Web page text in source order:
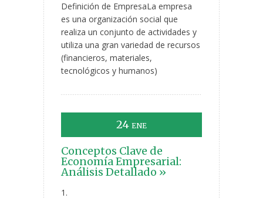
Definición de EmpresaLa empresa
es una organización social que
realiza un conjunto de actividades y
utiliza una gran variedad de recursos
(financieros, materiales,
tecnológicos y humanos)
24 ENE
Conceptos Clave de
Economía Empresarial:
Análisis Detallado »
1.